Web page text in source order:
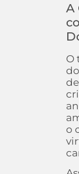
A
O
o